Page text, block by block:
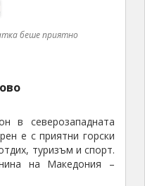
беше приятно
в северозападната
е с приятни горски
туризъм и спорт.
на Македония –